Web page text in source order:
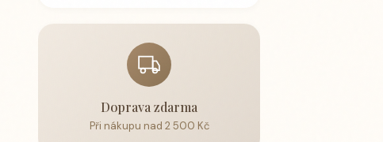
Doprava zdarma
Při nákupu nad 2 500 Kč